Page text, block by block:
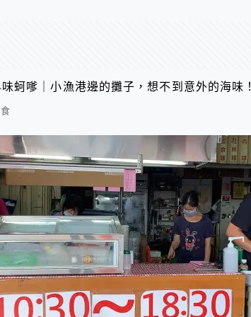
蚵嗲｜小漁港邊的攤子，想不到意外的海味！